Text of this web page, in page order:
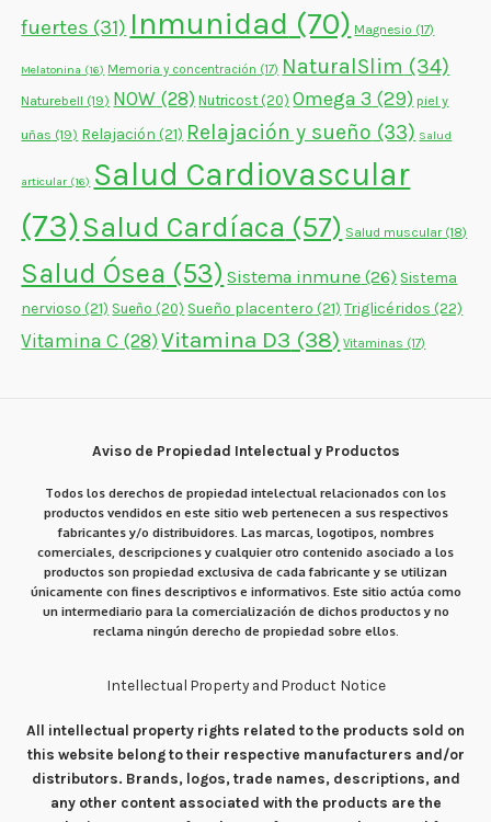
fuertes (31) Inmunidad (70) Magnesio (17)
Melatonina (16) Memoria y concentración (17) NaturalSlim (34)
Naturebell (19) NOW (28) Nutricost (20) Omega 3 (29) piel y
uñas (19) Relajación (21) Relajación y sueño (33) Salud
articular (16) Salud Cardiovascular
(73)Salud Cardíaca (57) Salud muscular(18)
Salud Ósea (53) Sistema inmune (26) Sistema
nervioso (21) Sueño (20) Sueño placentero (21) Triglicéridos (22)
Vitamina C (28) Vitamina D3 (38) Vitaminas (17)
Aviso de Propiedad Intelectual y Productos
Todos los derechos de propiedad intelectual relacionados con los
productos vendidos en este sitio web pertenecen a sus respectivos
fabricantes y/o distribuidores. Las marcas, logotipos, nombres
comerciales, descripciones y cualquier otro contenido asociado a los
productos son propiedad exclusiva de cada fabricante y se utilizan
únicamente con fines descriptivos e informativos. Este sitio actúa como
un intermediario para la comercialización de dichos productos y no
reclama ningún derecho de propiedad sobre ellos.
Intellectual Property and Product Notice
All intellectual property rights related to the products sold on
this website belong to their respective manufacturers and/or
distributors. Brands, logos, trade names, descriptions, and
any other content associated with the products are the